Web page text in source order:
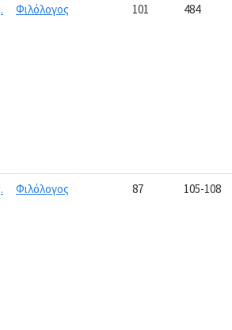
Φιλόλογος 101 484
Φιλόλογος 87 105-108